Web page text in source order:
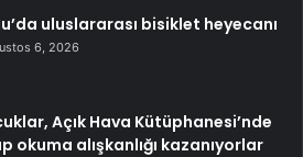
uluslararası bisiklet heyecanı
6, 2026
Açık Hava Kütüphanesi’nde
okuma alışkanlığı kazanıyorlar